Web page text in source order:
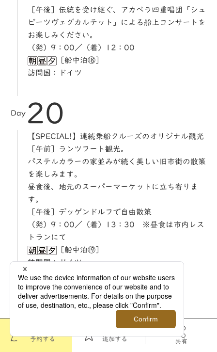
予約する
追加する
共有
［午後］伝統を受け継ぐ、アカペラ四重唱団「シュ
ピーツヴェグカルテット」による船上コンサートを
お楽しみください。
（発）9：00／（着）12：00
［船中泊⑱］
訪問国：ドイツ
Day 20
【SPECIAL!】連続乗船クルーズのオリジナル観光
［午前］ランツフート観光。
パステルカラーの家並みが続く美しい旧市街の散策
を楽しみます。
昼食後、地元のスーパーマーケットに立ち寄りま
す。
［午後］デッゲンドルフで自由散策
（発）9：00／（着）13：30 ※昼食は市内レス
トランにて
［船中泊⑲］
訪問国：ドイツ
Day 21
◎大聖堂、◎オーバーハウス要塞を訪れます。